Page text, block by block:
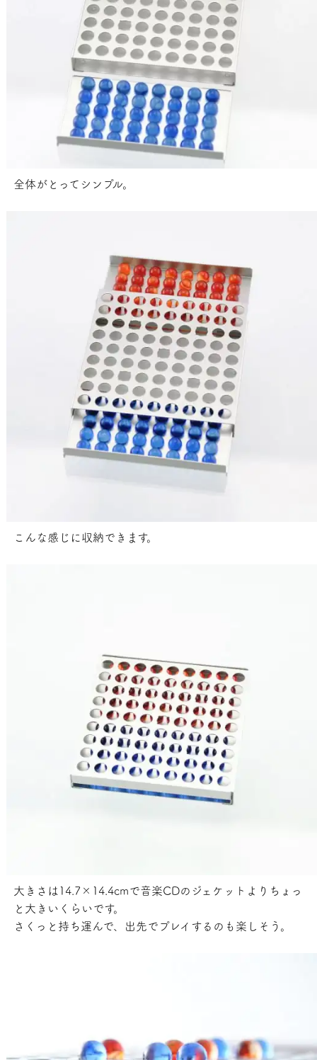
全体がとってシンプル。
こんな感じに収納できます。
大きさは14.7×14.4cmで音楽CDのジェケットよりちょっ
と大きいくらいです。
さくっと持ち運んで、出先でプレイするのも楽しそう。